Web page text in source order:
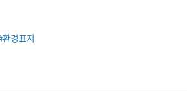
환경표지